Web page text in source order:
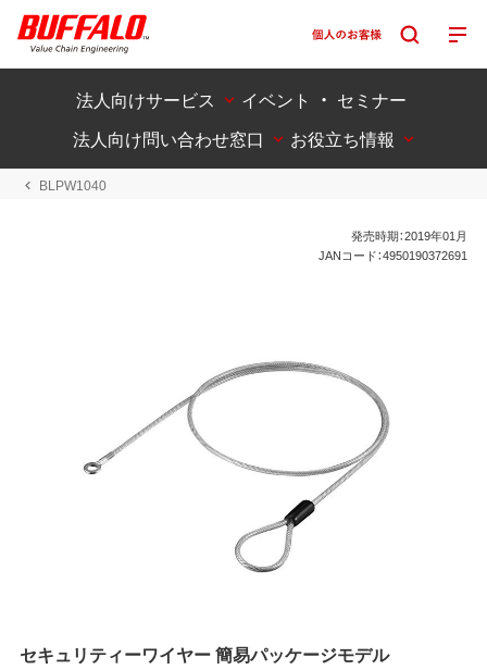
法人向けサービス
イベント ・ セミナー
法人向け問い合わせ窓口
お役立ち情報
BLPW1040
発売時期：2019年01月
JANコード：4950190372691
セキュリティーワイヤー 簡易パッケージモデル